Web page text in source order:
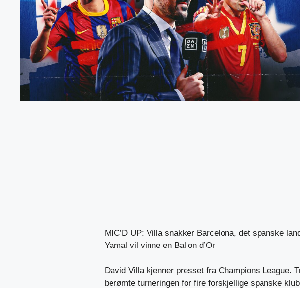
MIC’D UP: Villa snakker Barcelona, ​​det spanske
Yamal vil vinne en Ballon d’Or
David Villa kjenner presset fra Champions League.
berømte turneringen for fire forskjellige spanske